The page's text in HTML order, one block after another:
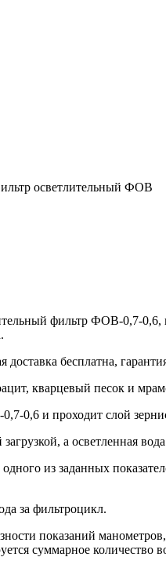
осветлительный ФОВ
фильтр ФОВ-0,7-
доставка бесплатна,
кварцевый песок и
0,6 и проходит слой
а осветленная
из заданных
за фильтроцикл.
показаний
суммарное количество